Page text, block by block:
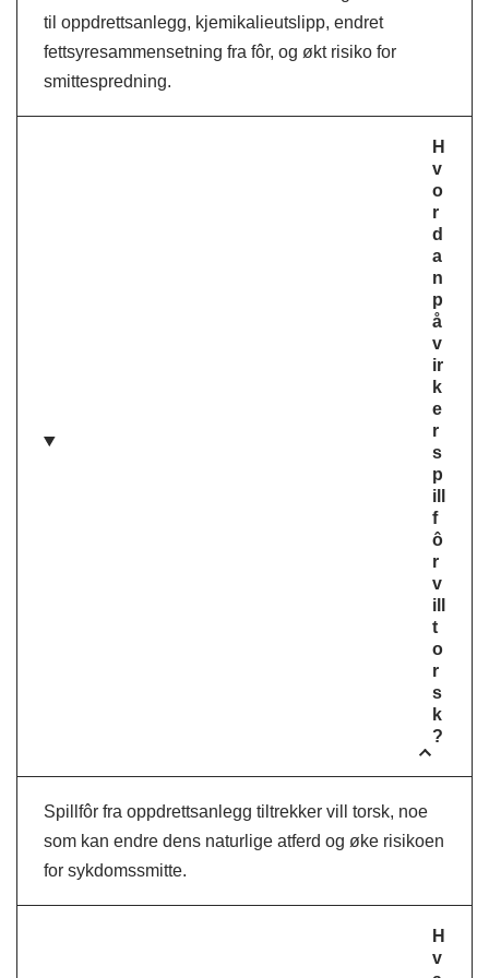
til oppdrettsanlegg, kjemikalieutslipp, endret
fettsyresammensetning fra fôr, og økt risiko for
smittespredning.
H
v
o
r
d
a
n
p
å
v
ir
k
e
r
s
p
ill
f
ô
r
v
ill
t
o
r
s
k
?
Spillfôr fra oppdrettsanlegg tiltrekker vill torsk, noe
som kan endre dens naturlige atferd og øke risikoen
for sykdomssmitte.
H
v